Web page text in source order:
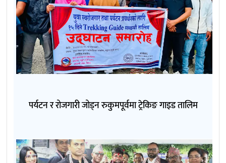
पर्यटन र रोजगारी जोड्न रुकुमपूर्वमा ट्रेकिङ गाइड तालिम